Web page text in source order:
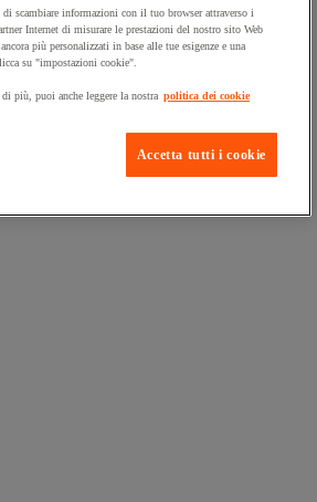
Prodotti in pronta consegna
scambiare informazioni con il tuo browser attraverso i
Internet di misurare le prestazioni del nostro sito Web
più personalizzati in base alle tue esigenze e una
su "impostazioni cookie".
più, puoi anche leggere la nostra politica dei cookie
Accetta tutti i cookie